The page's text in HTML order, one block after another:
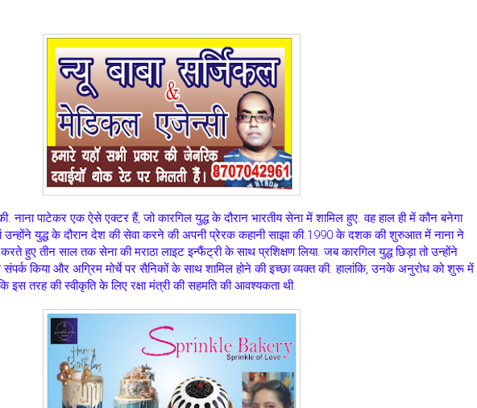
नाना पाटेकर एक ऐसे एक्टर हैं, जो कारगिल युद्ध के दौरान भारतीय सेना में शामिल हुए. वह हाल ही में कौन बनेगा
उन्होंने युद्ध के दौरान देश की सेवा करने की अपनी प्रेरक कहानी साझा की.1990 के दशक की शुरुआत में नाना ने
हुए तीन साल तक सेना की मराठा लाइट इन्फैंट्री के साथ प्रशिक्षण लिया. जब कारगिल युद्ध छिड़ा तो उन्होंने
संपर्क किया और अग्रिम मोर्चे पर सैनिकों के साथ शामिल होने की इच्छा व्यक्त की. हालांकि, उनके अनुरोध को शुरू में
इस तरह की स्वीकृति के लिए रक्षा मंत्री की सहमति की आवश्यकता थी.